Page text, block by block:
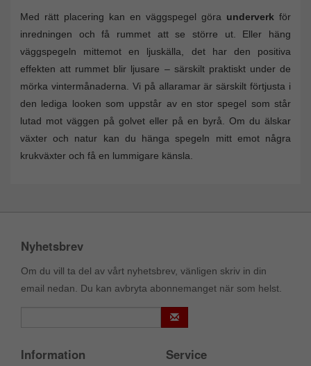
Med rätt placering kan en väggspegel göra underverk för
inredningen och få rummet att se större ut. Eller häng
väggspegeln mittemot en ljuskälla, det har den positiva
effekten att rummet blir ljusare – särskilt praktiskt under de
mörka vintermånaderna. Vi på allaramar är särskilt förtjusta i
den lediga looken som uppstår av en stor spegel som står
lutad mot väggen på golvet eller på en byrå. Om du älskar
växter och natur kan du hänga spegeln mitt emot några
krukväxter och få en lummigare känsla.
Nyhetsbrev
Om du vill ta del av vårt nyhetsbrev, vänligen skriv in din
email nedan. Du kan avbryta abonnemanget när som helst.
Information Service